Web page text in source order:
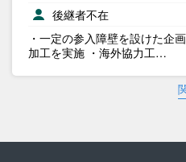
後継者不在
・一定の参入障壁を設けた企
加工を実施 ・海外協力工…